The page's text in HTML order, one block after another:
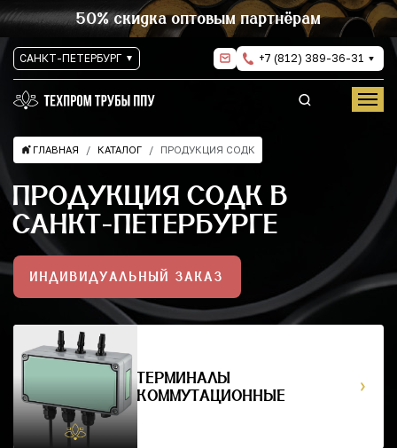
50% скидка оптовым партнёрам
САНКТ-ПЕТЕРБУРГ +7 (812) 389-36-31
ГЛАВНАЯ КАТАЛОГ ПРОДУКЦИЯ СОДК
ПРОДУКЦИЯ СОДК В
САНКТ-ПЕТЕРБУРГЕ
ИНДИВИДУАЛЬНЫЙ ЗАКАЗ
ТЕРМИНАЛЫ
КОММУТАЦИОННЫЕ